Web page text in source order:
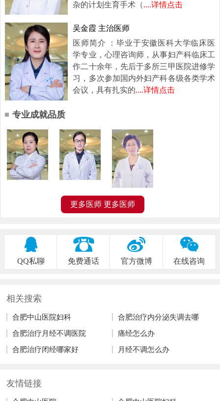
杂的计划生育手术（....详情点击
吴金霞 主治医师
医师简介 ：毕业于安徽医科大学临床医
学专业，心理咨询师，从事妇产科临床工
作二十余年，先后于多所三甲医院进修学
习，多次参加国内外妇产科各级各类学术
会议，具有扎实的....详情点击
专业成就品质
更多医师 更多医师
QQ私聊 免费通话 官方微博 在线咨询
相关搜索
合肥中山医院妇科 合肥治疗内分泌失调去哪
合肥治疗月经不调医院 痛经怎么办
合肥治疗闭经哪家好 月经不调怎么办
友情链接